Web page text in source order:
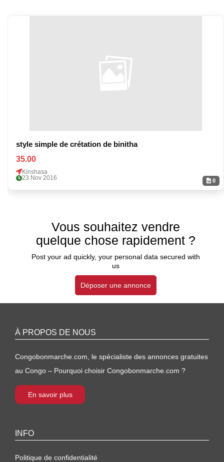
0
style simple de crétation de binitha
35.00
Kinshasa
23 Nov 2016
Vous souhaitez vendre
quelque chose rapidement ?
Post your ad quickly, your personal data secured with
us
Déposer une annonce
À PROPOS DE NOUS
Congobonmarche.com, le spécialiste des annonces gratuites
au Congo – Pourquoi choisir Congobonmarche.com ?
En savoir plus
INFO
Politique de confidentialité